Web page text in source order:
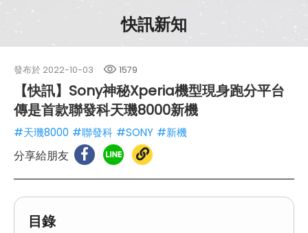
快訊新知
發布於 2022-10-03 1579
【快訊】Sony神秘Xperia機型現身跑分平台
傳是首款聯發科天璣8000新機
#天璣8000 #聯發科 #SONY #新機
分享給朋友
目錄